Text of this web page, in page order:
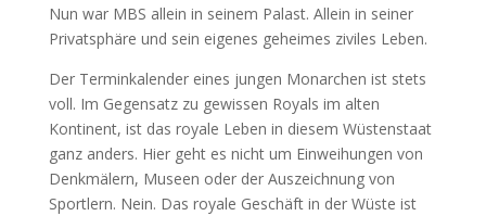
Nun war MBS allein in seinem Palast. Allein in seiner
Privatsphäre und sein eigenes geheimes ziviles Leben.
Der Terminkalender eines jungen Monarchen ist stets
voll. Im Gegensatz zu gewissen Royals im alten
Kontinent, ist das royale Leben in diesem Wüstenstaat
ganz anders. Hier geht es nicht um Einweihungen von
Denkmälern, Museen oder der Auszeichnung von
Sportlern. Nein. Das royale Geschäft in der Wüste ist